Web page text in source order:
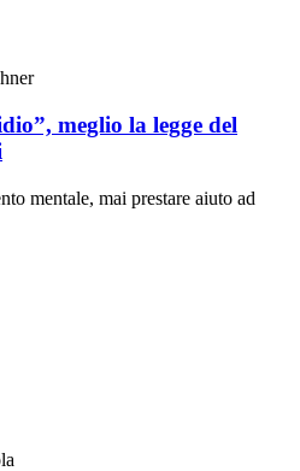
meglio la legge del
mentale, mai prestare aiuto ad